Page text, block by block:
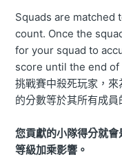
Squads are matched
count. Once the
for your squad to
score until the end of
挑戰賽中殺死玩家，
的分數等於其所有成員
您貢獻的小隊得分就
等級加乘影響。